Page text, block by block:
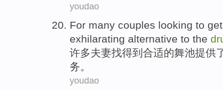
youdao
For many couples looking to get
exhilarating alternative to the
许多夫妻找得到 合适的舞池提供
务。
youdao